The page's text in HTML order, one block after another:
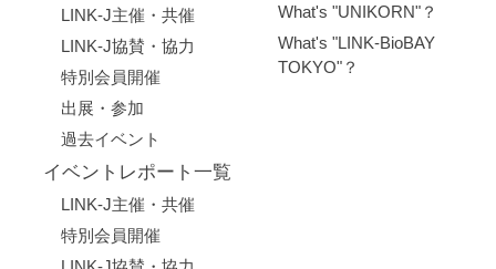
LINK-J主催・共催
LINK-J協賛・協力
特別会員開催
出展・参加
過去イベント
イベントレポート一覧
LINK-J主催・共催
特別会員開催
What's "UNIKORN"？
What's "LINK-BioBAY
TOKYO"？